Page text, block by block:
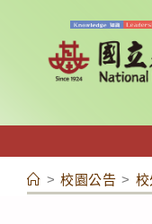
容
> 校園公告 >